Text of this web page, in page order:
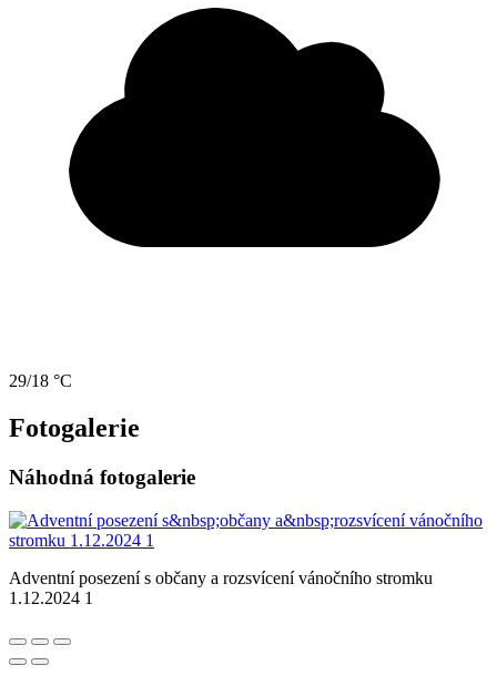
29/18 °C
Fotogalerie
Náhodná fotogalerie
Adventní posezení s občany a rozsvícení vánočního stromku
1.12.2024 1